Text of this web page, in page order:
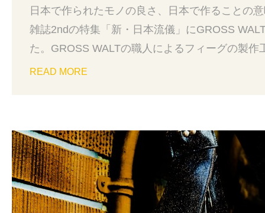
日本で作られたモノの良さ、日本で作ることの
雑誌2ndの特集「新・日本流儀」にGROSS
た。GROSS WALTの職人によるフィーグの製作
ただきました。GROSS WALTの技術と、鞄作り
READ MORE